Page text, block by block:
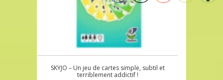
SKYJO – Un jeu de cartes simple, subtil et
terriblement addictif !